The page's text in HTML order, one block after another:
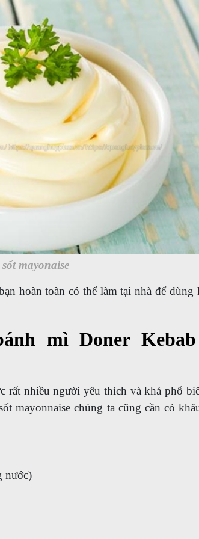
mayonaise
hoàn toàn có thể làm tại nhà để dùng
mì Doner
rất nhiều người yêu thích và khá phổ
mayonnaise chúng ta cũng cần có
nước)